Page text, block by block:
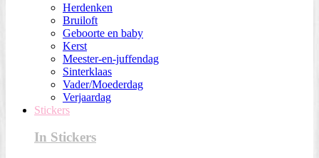
Herdenken
Bruiloft
Geboorte en baby
Kerst
Meester-en-juffendag
Sinterklaas
Vader/Moederdag
Verjaardag
Stickers
In Stickers